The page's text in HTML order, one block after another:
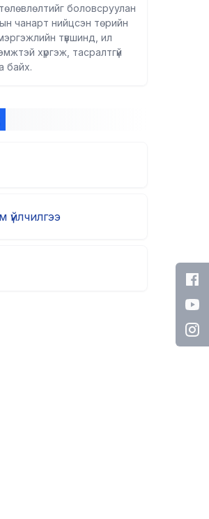
боловсруулан
чанарт нийцсэн төрийн
түвшинд, ил
хүргэж, тасралтгүй
байх.